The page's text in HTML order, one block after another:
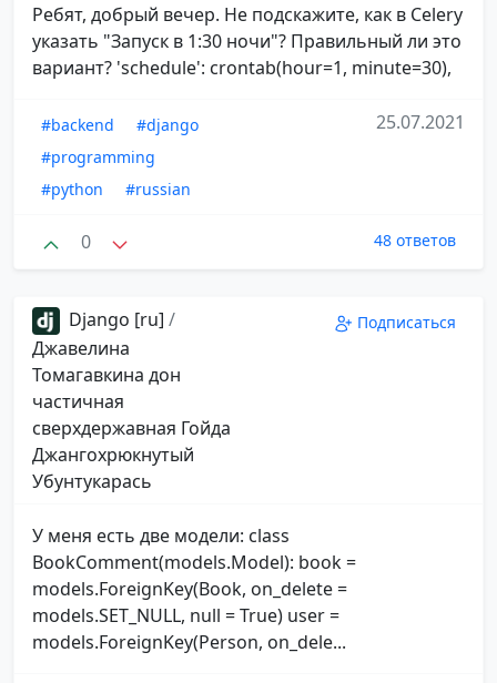
Ребят, добрый вечер. Не подскажите, как в Celery
указать "Запуск в 1:30 ночи"? Правильный ли это
вариант? 'schedule': crontab(hour=1, minute=30),
#backend
#django
#programming
#python
#russian
25.07.2021
0 48 ответов
Django [ru] /
Джавелина
Томагавкина дон
частичная
сверхдержавная Гойда
Джангохрюкнутый
Убунтукарась
Подписаться
У меня есть две модели: class
BookComment(models.Model): book =
models.ForeignKey(Book, on_delete =
models.SET_NULL, null = True) user =
models.ForeignKey(Person, on_dele...